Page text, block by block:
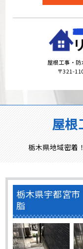
屋根工事・
〒321-
屋根
栃木県地域密着
栃木県宇都宮
脂